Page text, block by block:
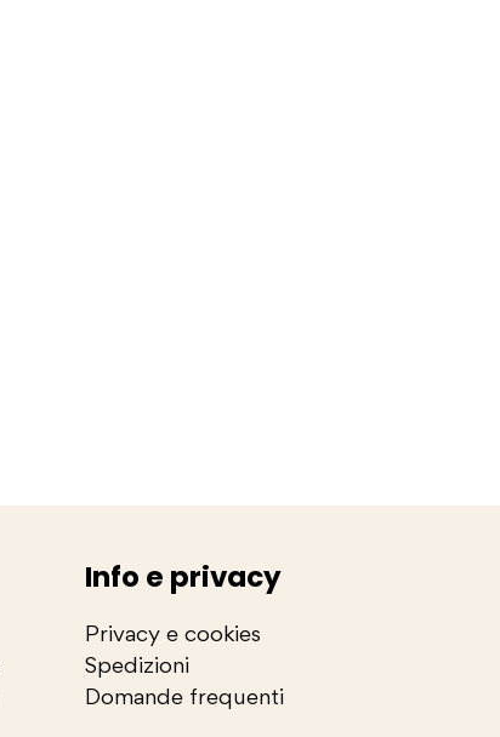
Info e privacy
Privacy e cookies
Spedizioni
Domande frequenti